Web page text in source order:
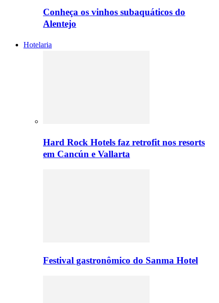
Conheça os vinhos subaquáticos do
Alentejo
Hotelaria
Hard Rock Hotels faz retrofit nos resorts
em Cancún e Vallarta
Festival gastronômico do Sanma Hotel